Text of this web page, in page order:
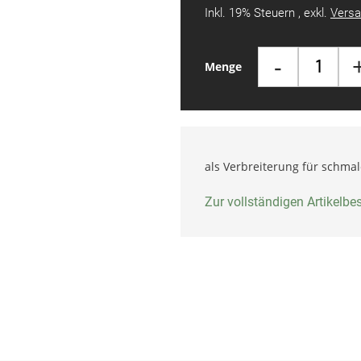
Menge -
Inkl. 19% Steuern , exkl.
als Verbreiterung für
Zur vollständigen